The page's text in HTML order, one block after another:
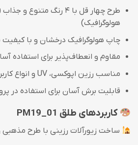
طرح چهار قل با ۴ رنگ
هولوگرافیک)
چاپ هولوگرافیک درخشان و با کیفیت
مقاوم و انعطاف‌پذیر برای استفاده
مناسب رزین اپوکسی، UV و انواع کاربردهای هنری
قابلیت برش آسان برای استفاده در
کاربردهای طلق PM19_01
ساخت زیورآلات رزینی با طرح